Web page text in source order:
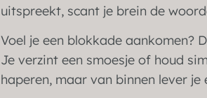
uitspreekt, scant je brein de
Voel je een blokkade aankomen?
Je verzint een smoesje of houd
haperen, maar van binnen lever